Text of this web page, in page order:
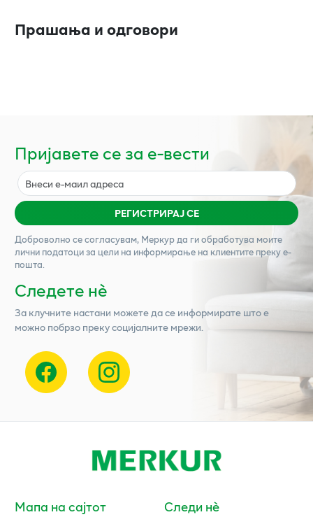
Прашања и одговори
Пријавете се за е-вести
РЕГИСТРИРАЈ СЕ
Доброволно се согласувам, Меркурда ги обработува моите
лични податоци за цели на информирање на клиентите преку е-
пошта.
Следете нѐ
За клучните настани можете да се информирате што е
можно побрзо преку социјалните мрежи.
Мапа на сајтот Следи нè